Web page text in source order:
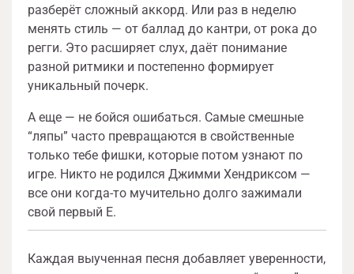
разберёт сложный аккорд. Или раз в неделю
менять стиль — от баллад до кантри, от рока до
регги. Это расширяет слух, даёт понимание
разной ритмики и постепенно формирует
уникальный почерк.
А еще — не бойся ошибаться. Самые смешные
“ляпы” часто превращаются в свойственные
только тебе фишки, которые потом узнают по
игре. Никто не родился Джимми Хендриксом —
все они когда-то мучительно долго зажимали
свой первый E.
Каждая выученная песня добавляет уверенности,